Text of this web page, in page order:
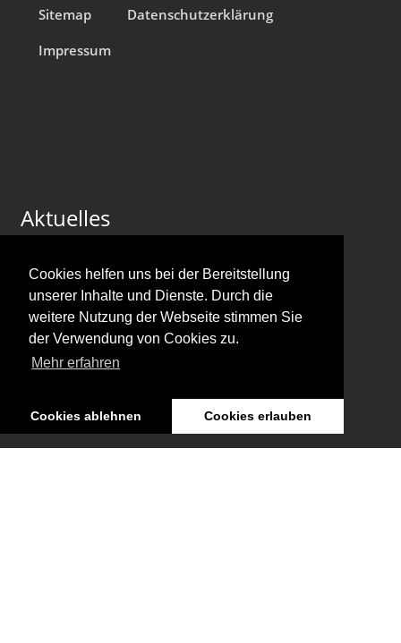
Cookies helfen uns bei der Bereitstellung
unserer Inhalte und Dienste. Durch die
weitere Nutzung der Webseite stimmen Sie
der Verwendung von Cookies zu.
Mehr erfahren
Cookies ablehnen Cookies erlauben
Sitemap
Datenschutzerklärung
Impressum
Aktuelles
Januar, 2026
Ausstellung: Nachts träumen die Kulissen von
ungesehenen Bildern
Januar, 2026